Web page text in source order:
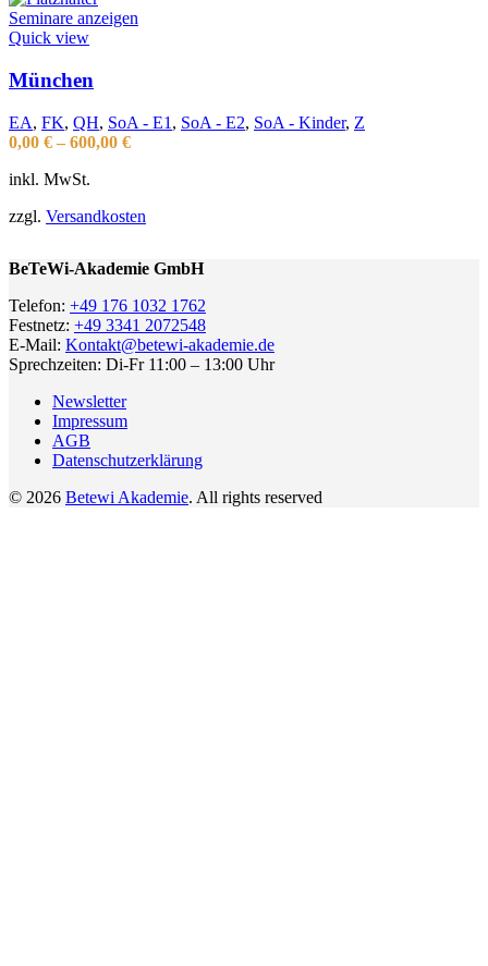
Seminare anzeigen
Quick view
München
EA, FK, QH, SoA - E1 , SoA - E2, SoA - Kinder, Z
0,00 € – 600,00 €
inkl. MwSt.
zzgl. Versandkosten
BeTeWi-Akademie GmbH
Telefon: +49 176 1032 1762
Festnetz: +49 3341 2072548
E-Mail: Kontakt@betewi-akademie.de
Sprechzeiten: Di-Fr 11:00 – 13:00 Uhr
Newsletter
Impressum
AGB
Datenschutzerklärung
© 2026 Betewi Akademie. All rights reserved